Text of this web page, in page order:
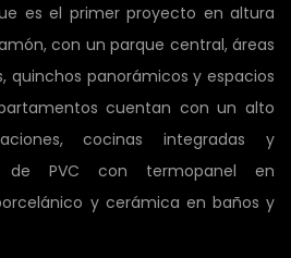
es el primer proyecto en altura
con un parque central, áreas
quinchos panorámicos y espacios
cuentan con un alto
cocinas integradas y
de PVC con termopanel en
y cerámica en baños y